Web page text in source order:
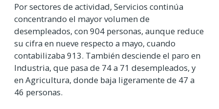
Por sectores de actividad, Servicios continúa
concentrando el mayor volumen de
desempleados, con 904 personas, aunque reduce
su cifra en nueve respecto a mayo, cuando
contabilizaba 913. También desciende el paro en
Industria, que pasa de 74 a 71 desempleados, y
en Agricultura, donde baja ligeramente de 47 a
46 personas.